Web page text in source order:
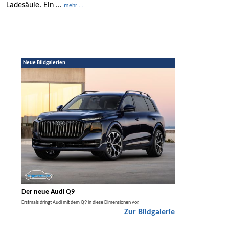
Ladesäule. Ein ... mehr ...
Neue Bildgalerien
Der neue Audi Q9
Erstmals dringt Audi mit dem Q9 in diese Dimensionen vor.
Zur Bildgalerie